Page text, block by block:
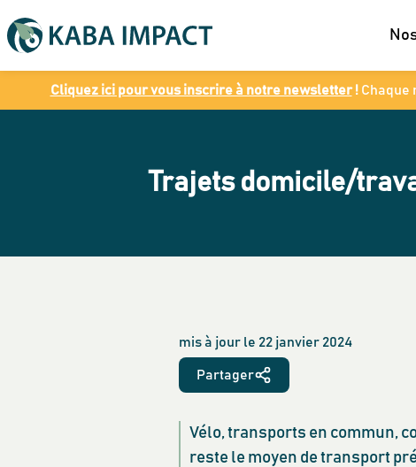
Cliquez ici pour vous inscrire à notre newsletter! Chaque
Trajets domicile/
mis à jour le 22 janvier 2024
Partager
Vélo, transports en commun,
reste le moyen de transport